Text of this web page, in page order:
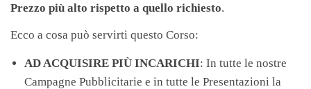
Prezzo più alto rispetto a quello richiesto.
Ecco a cosa può servirti questo Corso:
AD ACQUISIRE PIÙ INCARICHI: In tutte le nostre
Campagne Pubblicitarie e in tutte le Presentazioni la